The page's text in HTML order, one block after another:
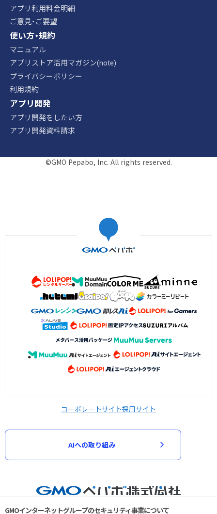
アプリ利用料金明細
ご意見・ご要望
使い方・規約
マニュアル
アプリストア活用マガジン(note)
プライバシーポリシー
利用規約
アプリ開発
アプリ開発をしたい方
アプリ開発資料請求
©GMO Pepabo, Inc. All rights reserved.
コーポレートサイト採用サイト
AIへの取り組み
GMOインターネットグループのセキュリティ事業について